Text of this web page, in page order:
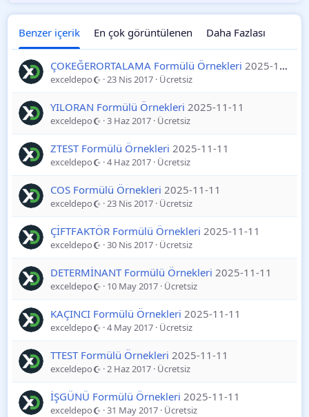
Benzer içerik En çok görüntülenen Daha Fazlası
ÇOKEĞERORTALAMA Formülü Örnekleri 2025-11-11
exceldepo 23 Nis 2017 Ücretsiz
YILORAN Formülü Örnekleri 2025-11-11
exceldepo 3 Haz 2017 Ücretsiz
ZTEST Formülü Örnekleri 2025-11-11
exceldepo 4 Haz 2017 Ücretsiz
COS Formülü Örnekleri 2025-11-11
exceldepo 23 Nis 2017 Ücretsiz
ÇİFTFAKTÖR Formülü Örnekleri 2025-11-11
exceldepo 30 Nis 2017 Ücretsiz
DETERMİNANT Formülü Örnekleri 2025-11-11
exceldepo 10 May 2017 Ücretsiz
KAÇINCI Formülü Örnekleri 2025-11-11
exceldepo 4 May 2017 Ücretsiz
TTEST Formülü Örnekleri 2025-11-11
exceldepo 2 Haz 2017 Ücretsiz
İŞGÜNÜ Formülü Örnekleri 2025-11-11
exceldepo 31 May 2017 Ücretsiz